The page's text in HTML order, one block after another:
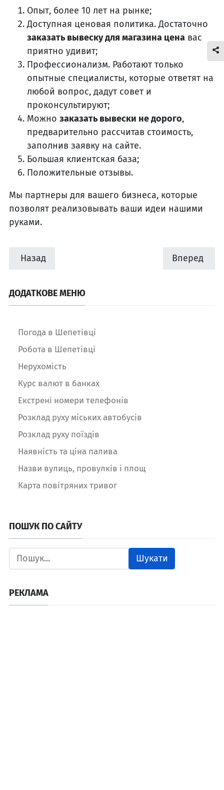
Опыт, более 10 лет на рынке;
Доступная ценовая политика. Достаточно
заказать вывеску для магазина цена вас
приятно удивит;
Профессионализм. Работают только
опытные специалисты, которые ответят на
любой вопрос, дадут совет и
проконсультируют;
Можно заказать вывески не дорого,
предварительно рассчитав стоимость,
заполнив заявку на сайте.
Большая клиентская база;
Положительные отзывы.
Мы партнеры для вашего бизнеса, которые
позволят реализовывать ваши идеи нашими
руками.
Назад Вперед
ДОДАТКОВЕ МЕНЮ
Погода в Шепетівці
Робота в Шепетівці
Нерухомість
Курс валют в банках
Екстрені номери телефонів
Розклад руху міських автобусів
Розклад руху поїздів
Наявність та ціна палива
Назви вулиць, провулків і площ
Карта повітряних тривог
ПОШУК ПО САЙТУ
Шукати
РЕКЛАМА